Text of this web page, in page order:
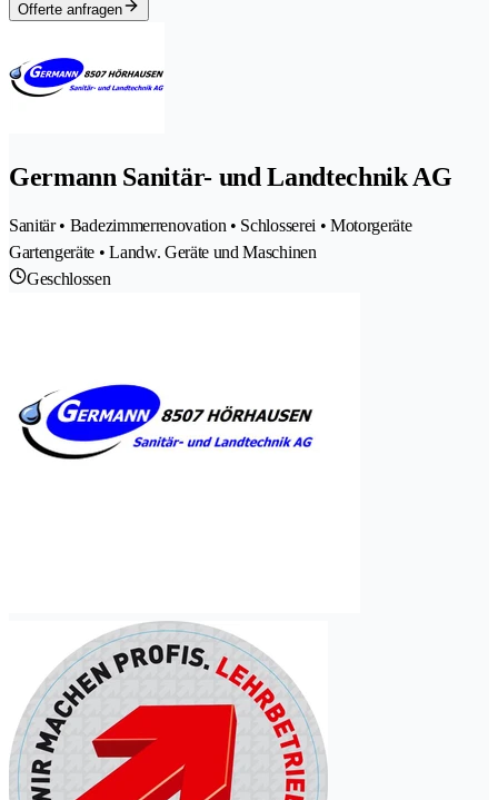
Offerte anfragen
Germann Sanitär- und Landtechnik AG
Sanitär • Badezimmerrenovation • Schlosserei • Motorgeräte
Gartengeräte • Landw. Geräte und Maschinen
Geschlossen